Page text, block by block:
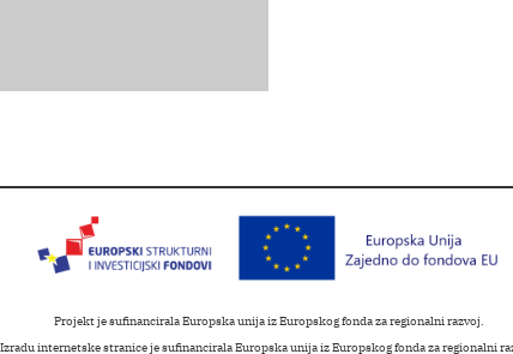
Projekt je sufinancirala Europska unija iz Europskog fonda za regionalni razvoj.
Izradu internetske stranice je sufinancirala Europska unija iz Europskog fonda za regionalni